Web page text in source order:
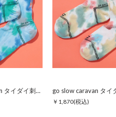
go slow caravan タイダイ刺繍クウォーターソックス
￥1,870(税込)